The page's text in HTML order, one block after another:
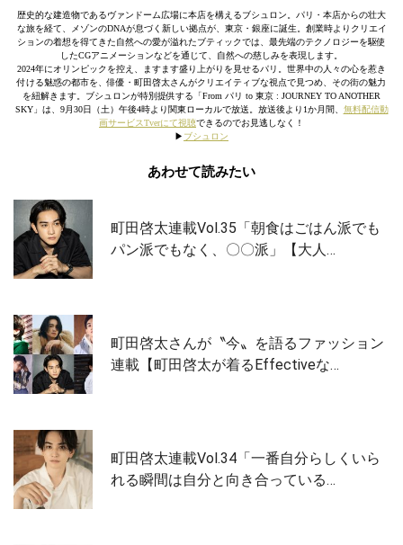
歴史的な建造物であるヴァンドーム広場に本店を構えるブシュロン。パリ・本店からの壮大
な旅を経て、メゾンのDNAが息づく新しい拠点が、東京・銀座に誕生。創業時よりクリエイ
ションの着想を得てきた自然への愛が溢れたブティックでは、最先端のテクノロジーを駆使
したCGアニメーションなどを通じて、自然への慈しみを表現します。
2024年にオリンピックを控え、ますます盛り上がりを見せるパリ。世界中の人々の心を惹き
付ける魅惑の都市を、俳優・町田啓太さんがクリエイティブな視点で見つめ、その街の魅力
を紐解きます。ブシュロンが特別提供する「From パリ to 東京 : JOURNEY TO ANOTHER
SKY」は、9月30日（土）午後4時より関東ローカルで放送。放送後より1か月間、 無料配信動
画サービスTverにて視聴できるのでお見逃しなく！
▶︎ ブシュロン
あわせて読みたい
町田啓太連載Vol.35「朝食はごはん派でも
パン派でもなく、〇〇派」【大人…
町田啓太さんが〝今〟を語るファッション
連載【町田啓太が着るEffectiveな…
町田啓太連載Vol.34「一番自分らしくいら
れる瞬間は自分と向き合っている…